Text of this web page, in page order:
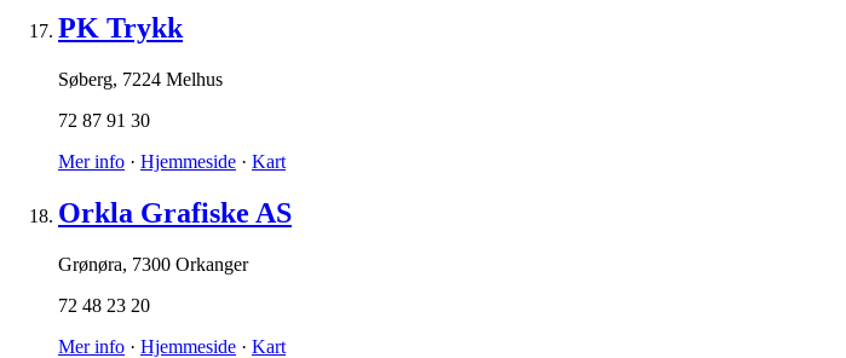
PK Trykk
Søberg, 7224 Melhus
72 87 91 30
Mer info · Hjemmeside · Kart
Orkla Grafiske AS
Grønøra, 7300 Orkanger
72 48 23 20
Mer info · Hjemmeside · Kart